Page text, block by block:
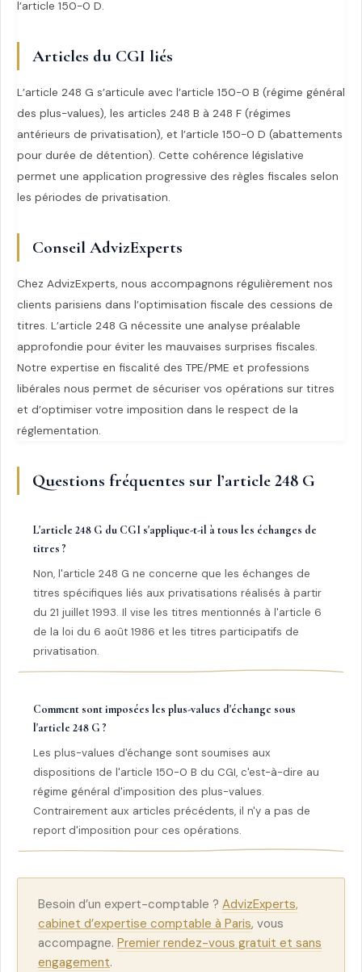
l’article 150-0 D.
Articles du CGI liés
L’article 248 G s’articule avec l’article 150-0 B (régime général
des plus-values), les articles 248 B à 248 F (régimes
antérieurs de privatisation), et l’article 150-0 D (abattements
pour durée de détention). Cette cohérence législative
permet une application progressive des règles fiscales selon
les périodes de privatisation.
Conseil AdvizExperts
Chez AdvizExperts, nous accompagnons régulièrement nos
clients parisiens dans l’optimisation fiscale des cessions de
titres. L’article 248 G nécessite une analyse préalable
approfondie pour éviter les mauvaises surprises fiscales.
Notre expertise en fiscalité des TPE/PME et professions
libérales nous permet de sécuriser vos opérations sur titres
et d’optimiser votre imposition dans le respect de la
réglementation.
Questions fréquentes sur l’article 248 G
L'article 248 G du CGI s'applique-t-il à tous les échanges de
titres ?
Non, l'article 248 G ne concerne que les échanges de
titres spécifiques liés aux privatisations réalisés à partir
du 21 juillet 1993. Il vise les titres mentionnés à l'article 6
de la loi du 6 août 1986 et les titres participatifs de
privatisation.
Comment sont imposées les plus-values d'échange sous
l'article 248 G ?
Les plus-values d'échange sont soumises aux
dispositions de l'article 150-0 B du CGI, c'est-à-dire au
régime général d'imposition des plus-values.
Contrairement aux articles précédents, il n'y a pas de
report d'imposition pour ces opérations.
Besoin d’un expert-comptable ? AdvizExperts,
cabinet d’expertise comptable à Paris, vous
accompagne. Premier rendez-vous gratuit et sans
engagement.